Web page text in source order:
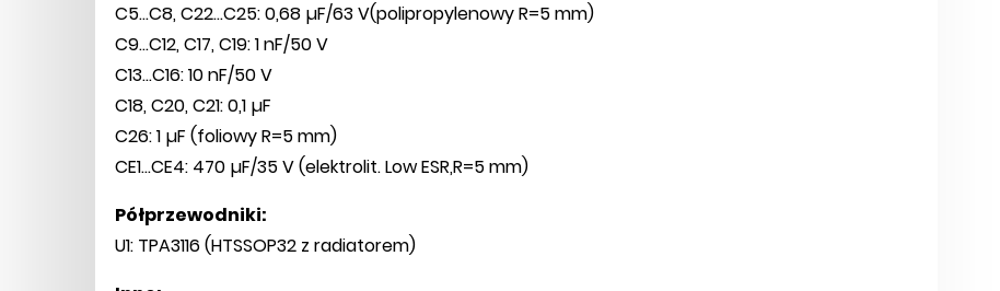
C5...C8, C22...C25: 0,68 µF/63 V(polipropylenowy R=5 mm)
C9...C12, C17, C19: 1 nF/50 V
C13...C16: 10 nF/50 V
C18, C20, C21: 0,1 µF
C26: 1 µF (foliowy R=5 mm)
CE1...CE4: 470 µF/35 V (elektrolit. Low ESR,R=5 mm)
Półprzewodniki:
U1: TPA3116 (HTSSOP32 z radiatorem)